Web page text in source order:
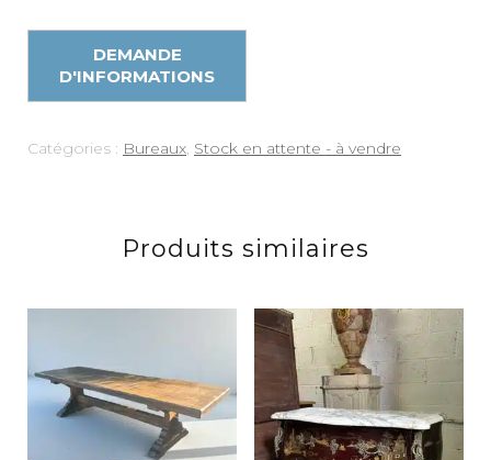
Catégories : Bureaux, Stock en attente - à vendre
Produits similaires